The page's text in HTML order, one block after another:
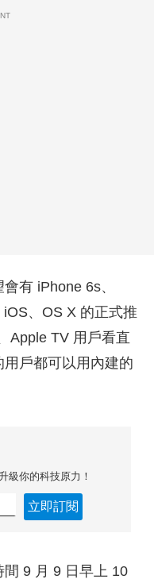
有 iPhone 6s、
、OS X 的正式推
Apple TV 用戶看直
戶都可以用內建的
級你的科技原力！
立即訂閱
9 月 9 日早上 10